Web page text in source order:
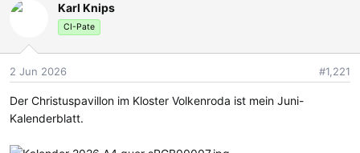
t
e
t
e
m
Karl Knips
CI-Pate
2 Jun 2026 #1,221
Der Christuspavillon im Kloster Volkenroda ist mein Juni-
Kalenderblatt.